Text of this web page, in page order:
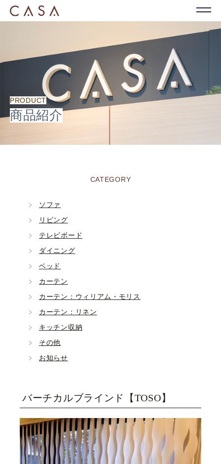
PRODUCT
商品紹介
CATEGORY
ソファ
リビング
テレビボード
ダイニング
ベッド
カーテン
カーテン：ウィリアム・モリス
カーテン：リネン
キッチン収納
その他
お知らせ
バーチカルブラインド【TOSO】